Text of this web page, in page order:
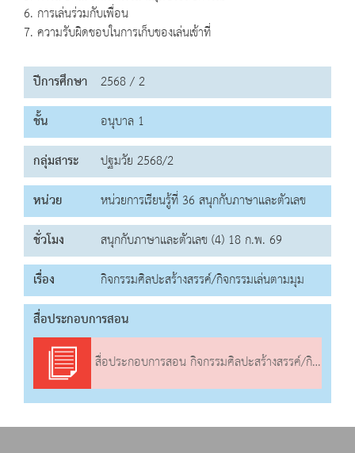
6. การเล่นร่วมกับเพื่อน
7. ความรับผิดชอบในการเก็บของเล่นเข้าที่
ปีการศึกษา 2568 / 2
ชั้น
อนุบาล 1
กลุ่มสาระ
ปฐมวัย 2568/2
หน่วย
หน่วยการเรียนรู้ที่ 36 สนุกกับภาษาและตัวเลข
ชั่วโมง
สนุกกับภาษาและตัวเลข (4) 18 ก.พ. 69
เรื่อง
กิจกรรมศิลปะสร้างสรรค์/กิจกรรมเล่นตามมุม
สื่อประกอบการสอน
สื่อประกอบการสอน กิจกรรมศิลปะสร้างสรรค์/กิจกรรมเล่นตามมุม